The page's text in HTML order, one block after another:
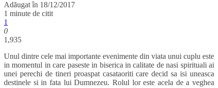
Adăugat în 18/12/2017
1 minute de citit
1
0
1,935
Unul dintre cele mai importante evenimente din viata unui cuplu este
in momentul in care paseste in biserica in calitate de nasi spirituali ai
unei perechi de tineri proaspat casataoriti care decid sa isi uneasca
destinele si in fata lui Dumnezeu. Rolul lor este acela de a veghea